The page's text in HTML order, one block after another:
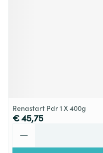
Renastart Pdr 1 X 400g
€ 45,75